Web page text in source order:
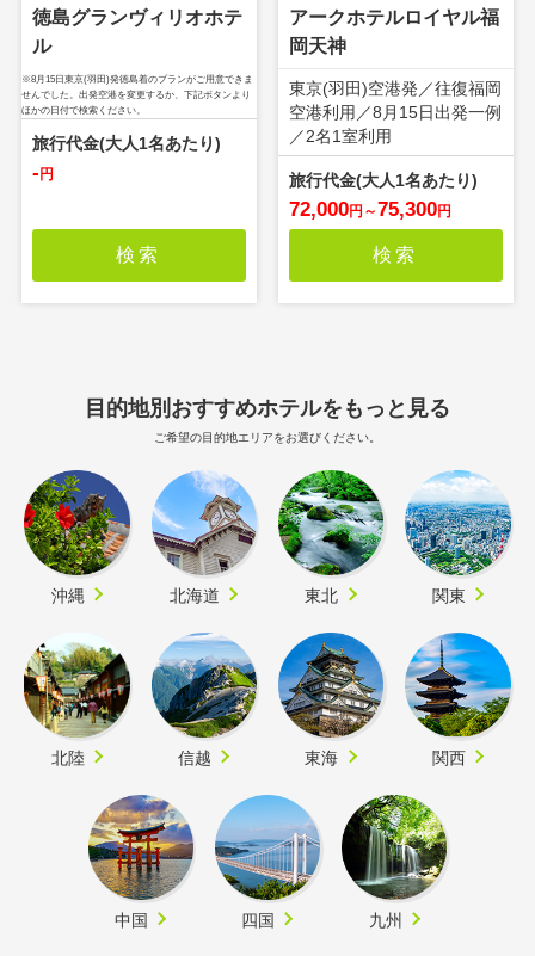
徳島グランヴィリオホテ
ル
-円
※8月15日東京(羽田)発徳島着のプランがご用意できま
せんでした。出発空港を変更するか、下記ボタンより
ほかの日付で検索ください。
検索
アークホテルロイヤル福
岡天神
72,000円 ～75,300円
東京(羽田)空港発／往復福岡
空港利用／8月15日出発一例
／2名1室利用
検索
目的地別おすすめホテルをもっと見る
ご希望の目的地エリアをお選びください。
沖縄 北海道 東北 関東
北陸 信越 東海 関西
中国 四国 九州